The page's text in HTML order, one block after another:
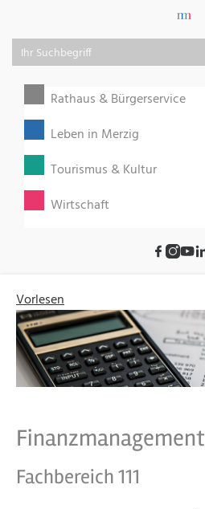
Rathaus & Bürgerservice
Leben in Merzig
Tourismus & Kultur
Wirtschaft
Vorlesen
Finanzmanagement
Fachbereich 111